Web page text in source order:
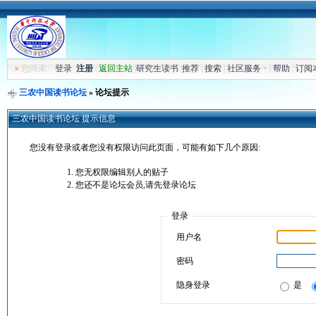
»您尚未 登录 注册| 返回主站| 研究生读书| 推荐| 搜索| 社区服务 帮助 订阅
三农中国读书论坛» 论坛提示
三农中国读书论坛 提示信息
您没有登录或者您没有权限访问此页面，可能有如下几个原因:
您无权限编辑别人的贴子
您还不是论坛会员,请先登录论坛
登录
用户名
密码
隐身登录 是